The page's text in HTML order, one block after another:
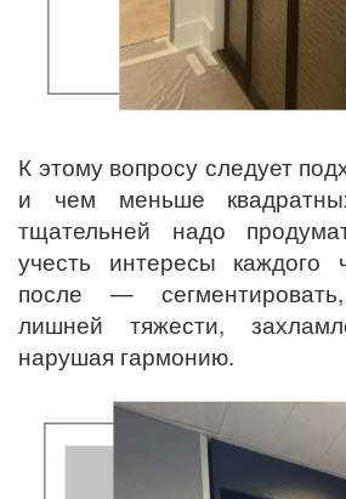
К этому вопросу следует
и чем меньше
тщательней надо
учесть интересы
после —
лишней тяжести,
нарушая гармонию.